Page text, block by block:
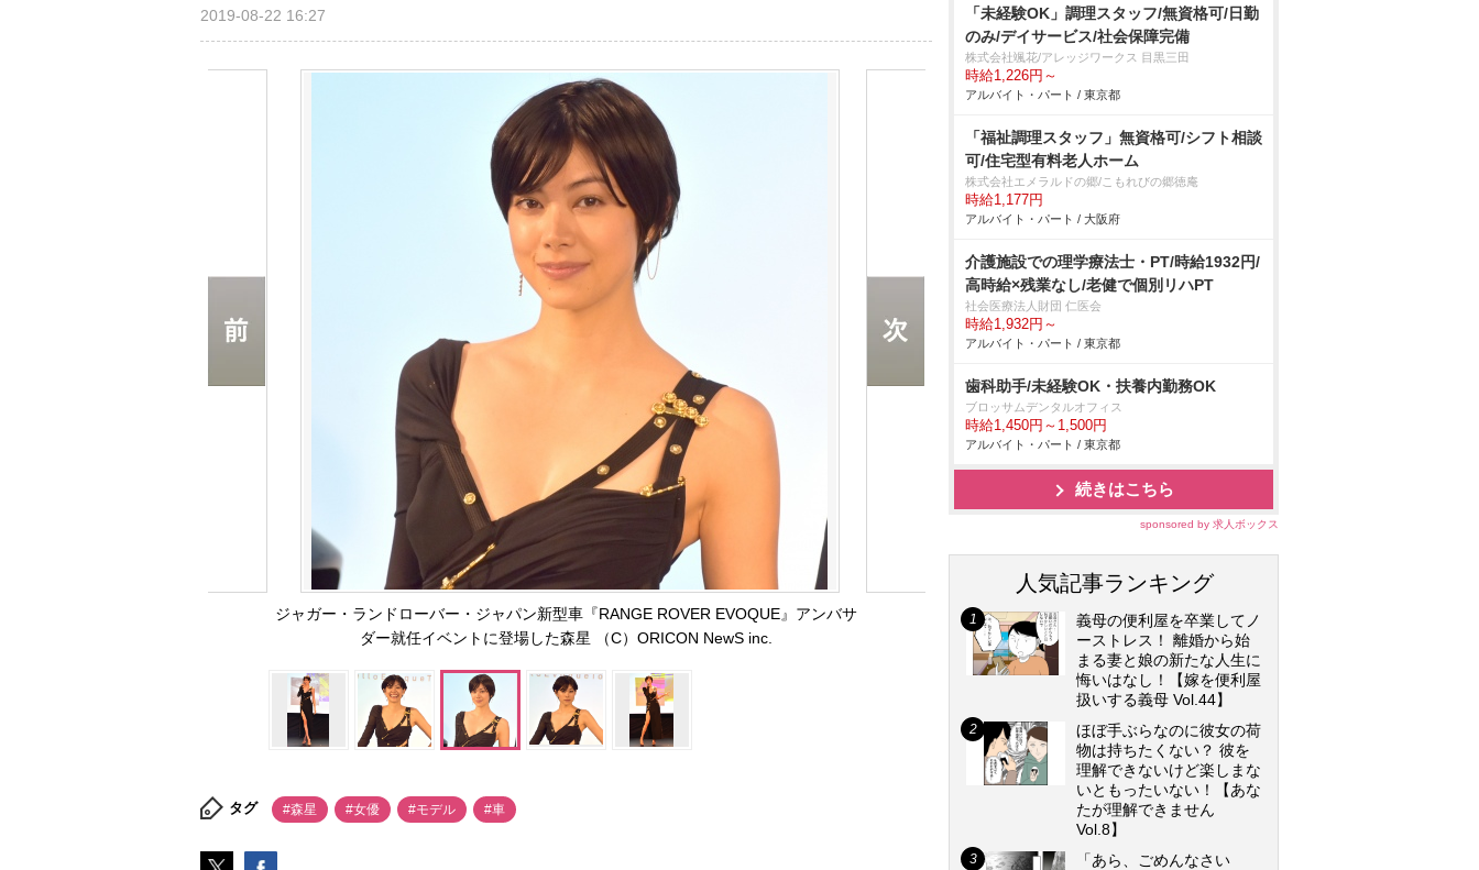
2019-08-22 16:27
ジャガー・ランドローバー・ジャパン新型車『RANGE ROVER EVOQUE』アンバサ
ダー就任イベントに登場した森星 （C）ORICON NewS inc.
タグ #森星 #女優 #モデル #車
「未経験OK」調理スタッフ/無資格可/日勤
のみ/デイサービス/社会保障完備
株式会社颯花/アレッジワークス 目黒三田
時給1,226円～
アルバイト・パート / 東京都
「福祉調理スタッフ」無資格可/シフト相談
可/住宅型有料老人ホーム
株式会社エメラルドの郷/こもれびの郷徳庵
時給1,177円
アルバイト・パート / 大阪府
介護施設での理学療法士・PT/時給1932円/
高時給×残業なし/老健で個別リハPT
社会医療法人財団 仁医会
時給1,932円～
アルバイト・パート / 東京都
歯科助手/未経験OK・扶養内勤務OK
ブロッサムデンタルオフィス
時給1,450円～1,500円
アルバイト・パート / 東京都
続きはこちら
sponsored by 求人ボックス
人気記事ランキング
義母の便利屋を卒業してノ
ーストレス！ 離婚から始
まる妻と娘の新たな人生に
悔いはなし！【嫁を便利屋
扱いする義母 Vol.44】
ほぼ手ぶらなのに彼女の荷
物は持ちたくない？ 彼を
理解できないけど楽しまな
いともったいない！【あな
たが理解できません
Vol.8】
「あら、ごめんなさい